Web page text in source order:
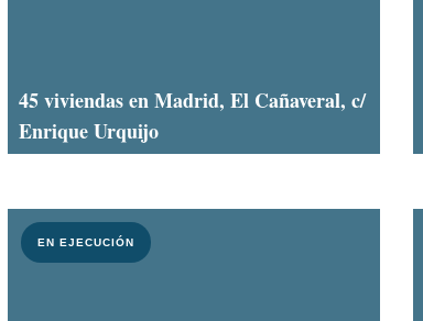
45 viviendas en Madrid, El Cañaveral, c/
Enrique Urquijo
EN EJECUCIÓN